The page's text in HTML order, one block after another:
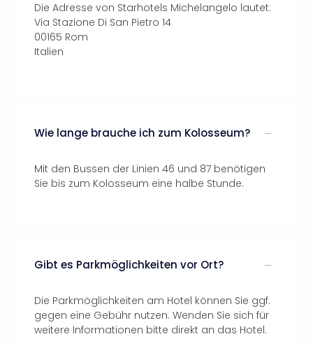
Die Adresse von Starhotels Michelangelo lautet:
Via Stazione Di San Pietro 14
00165 Rom
Italien
Wie lange brauche ich zum Kolosseum?
Mit den Bussen der Linien 46 und 87 benötigen
Sie bis zum Kolosseum eine halbe Stunde.
Gibt es Parkmöglichkeiten vor Ort?
Die Parkmöglichkeiten am Hotel können Sie ggf.
gegen eine Gebühr nutzen. Wenden Sie sich für
weitere Informationen bitte direkt an das Hotel.